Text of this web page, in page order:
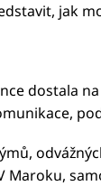
jak
dostala
Maroku,